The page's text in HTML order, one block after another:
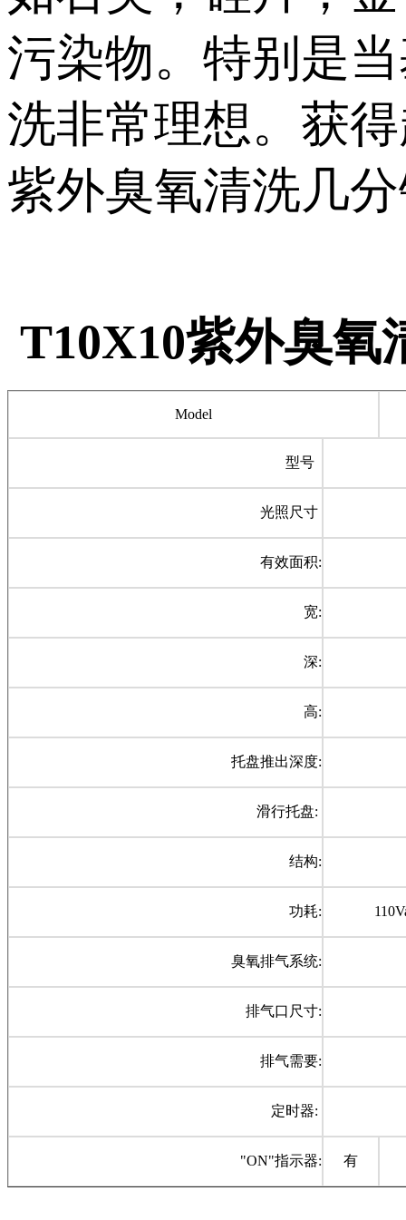
污染物。特别是
洗非常理想。获
紫外臭氧清洗几
T10X10紫外臭氧
Model
型号
光照尺寸
有效面积:
宽:
深:
高:
托盘推出深度:
滑行托盘:
结构:
功耗:
臭氧排气系统:
排气口尺寸:
排气需要:
定时器:
"ON"指示器: 有